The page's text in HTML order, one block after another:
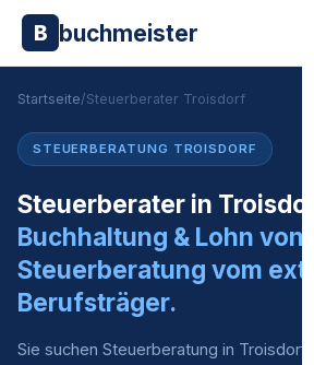
B buchmeister
Startseite/Steuerberater Troisdorf
STEUERBERATUNG TROISDORF
Steuerberater in
Buchhaltung & Lohn von
Steuerberatung vom
Berufsträger.
Sie suchen Steuerberatung in